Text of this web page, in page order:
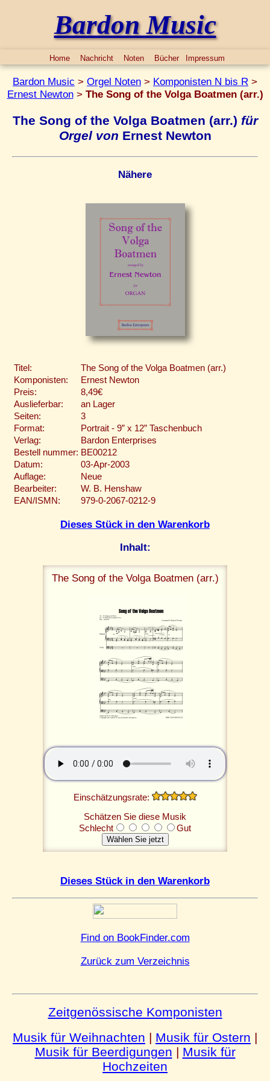
Bardon Music
Home Nachricht Noten Bücher Impressum
Bardon Music > Orgel Noten > Komponisten N bis R >
Ernest Newton> The Song of the Volga Boatmen (arr.)
The Song of the Volga Boatmen (arr.) für
Orgel von Ernest Newton
Nähere
Titel:
The Song of the Volga Boatmen (arr.)
Komponisten:
Ernest Newton
Preis:
8,49€
Auslieferbar:
an Lager
Seiten:
3
Format:
Portrait - 9” x 12” Taschenbuch
Verlag:
Bardon Enterprises
Bestell nummer: BE00212
Datum:
03-Apr-2003
Auflage:
Neue
Bearbeiter:
W. B. Henshaw
EAN/ISMN:
979-0-2067-0212-9
Dieses Stück in den Warenkorb
Inhalt:
The Song of the Volga Boatmen (arr.)
Einschätzungsrate:
Schätzen Sie diese Musik
Schlecht
Gut
Dieses Stück in den Warenkorb
Find on BookFinder.com
Zurück zum Verzeichnis
Zeitgenössische Komponisten
Musik für Weihnachten | Musik für Ostern |
Musik für Beerdigungen | Musik für
Hochzeiten